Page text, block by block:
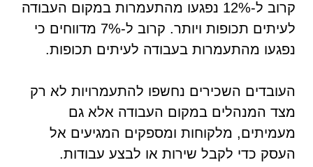
קרוב ל-12% נפגעו מהתעמרות במקום העבודה
לעיתים תכופות ויותר. קרוב ל-7% מדווחים כי
נפגעו מהתעמרות בעבודה לעיתים תכופות.
העובדים השכירים נחשפו להתעמרויות לא רק
מצד המנהלים במקום העבודה אלא גם
מעמיתים, מלקוחות ומספקים המגיעים אל
העסק כדי לקבל שירות או לבצע עבודות.